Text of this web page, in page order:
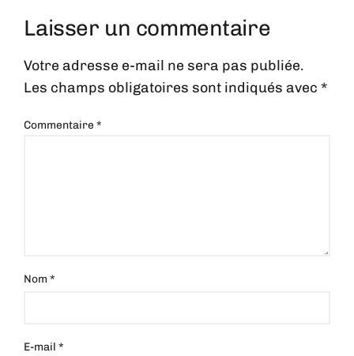
Laisser un commentaire
Votre adresse e-mail ne sera pas publiée.
Les champs obligatoires sont indiqués avec*
Commentaire*
Nom*
E-mail*